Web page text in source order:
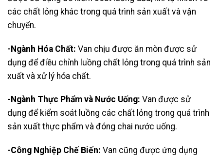
các chất lỏng khác trong quá trình sản xuất và vận
chuyển.
-Ngành Hóa Chất: Van chịu được ăn mòn được sử
dụng để điều chỉnh luồng chất lỏng trong quá trình sản
xuất và xử lý hóa chất.
-Ngành Thực Phẩm và Nước Uống: Van được sử
dụng để kiểm soát luồng các chất lỏng trong quá trình
sản xuất thực phẩm và đóng chai nước uống.
-Công Nghiệp Chế Biến: Van cũng được ứng dụng